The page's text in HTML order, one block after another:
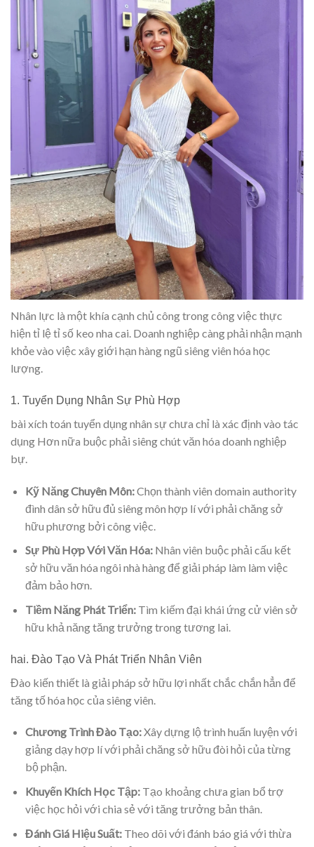
Nhân lực là một khía cạnh chủ công trong công việc thực
hiện tỉ lệ tỉ số keo nha cai. Doanh nghiệp càng phải nhận mạnh
khỏe vào việc xây giới hạn hàng ngũ siêng viên hóa học
lượng.
1. Tuyển Dụng Nhân Sự Phù Hợp
bài xích toán tuyển dụng nhân sự chưa chỉ là xác định vào tác
dụng Hơn nữa buộc phải siêng chút văn hóa doanh nghiệp
bự.
Kỹ Năng Chuyên Môn:Chọn thành viên domain authority
đình dân sở hữu đủ siêng môn hợp lí với phải chăng sở
hữu phương bởi công việc.
Sự Phù Hợp Với Văn Hóa:Nhân viên buộc phải cấu kết
sở hữu văn hóa ngôi nhà hàng để giải pháp làm làm việc
đảm bảo hơn.
Tiềm Năng Phát Triển:Tìm kiếm đại khái ứng cử viên sở
hữu khả năng tăng trưởng trong tương lai.
hai. Đào Tạo Và Phát Triển Nhân Viên
Đào kiến thiết là giải pháp sở hữu lợi nhất chắc chắn hẳn để
tăng tố hóa học của siêng viên.
Chương Trình Đào Tạo:Xây dựng lộ trình huấn luyện với
giảng dạy hợp lí với phải chăng sở hữu đòi hỏi của từng
bộ phận.
Khuyến Khích Học Tập:Tạo khoảng chưa gian bổ trợ
việc học hỏi với chia sẻ với tăng trưởng bản thân.
Đánh Giá Hiệu Suất:Theo dõi với đánh báo giá với thừa